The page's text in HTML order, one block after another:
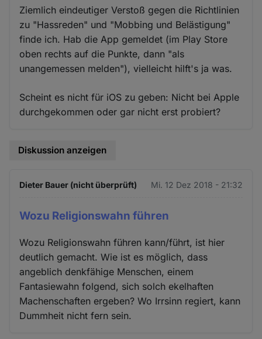
Ziemlich eindeutiger Verstoß gegen die Richtlinien
zu "Hassreden" und "Mobbing und Belästigung"
finde ich. Hab die App gemeldet (im Play Store
oben rechts auf die Punkte, dann "als
unangemessen melden"), vielleicht hilft's ja was.
Scheint es nicht für iOS zu geben: Nicht bei Apple
durchgekommen oder gar nicht erst probiert?
Diskussion anzeigen
Dieter Bauer (nicht überprüft) Mi. 12 Dez 2018 - 21:32
Wozu Religionswahn führen
Wozu Religionswahn führen kann/führt, ist hier
deutlich gemacht. Wie ist es möglich, dass
angeblich denkfähige Menschen, einem
Fantasiewahn folgend, sich solch ekelhaften
Machenschaften ergeben? Wo Irrsinn regiert, kann
Dummheit nicht fern sein.